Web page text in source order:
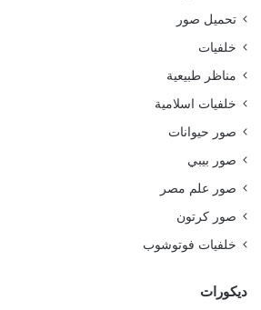
تحميل صور
خلفيات
مناظر طبيعية
خلفيات اسلامية
صور حيوانات
صور بيبي
صور علم مصر
صور كرتون
خلفيات فوتوشوب
ديكورات